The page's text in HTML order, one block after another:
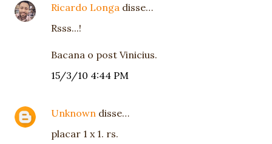
Ricardo Longa disse…
Rsss...!
Bacana o post Vinicius.
15/3/10 4:44 PM
Unknown disse…
placar 1 x 1. rs.